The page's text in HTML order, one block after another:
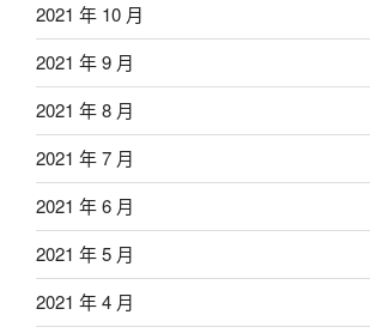
2021 年 10 月
2021 年 9 月
2021 年 8 月
2021 年 7 月
2021 年 6 月
2021 年 5 月
2021 年 4 月